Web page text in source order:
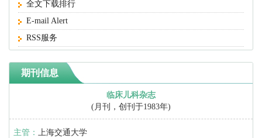
全文下载排行
E-mail Alert
RSS服务
期刊信息
临床儿科杂志
(月刊，创刊于1983年)
主管： 上海交通大学